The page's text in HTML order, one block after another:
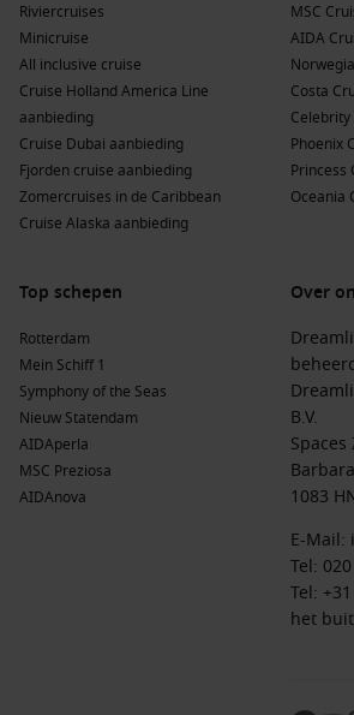
Boek nu jouw 2027 cruise
en profiteer
aanbetaling. Zo zet je jouw droomreis
geniet van extra voordelen en de beste
Riviercruises
Minicruise
All inclusive cruise
Cruise Holland America Line
aanbieding
Cruise Dubai aanbieding
Fjorden cruise aanbieding
Zomercruises in de Caribbean
Cruise Alaska aanbieding
MSC
AIDA
Costa
Celebrity
Phoenix
Princess
Oceania
Top schepen
Rotterdam
Mein Schiff 1
Symphony of the Seas
Nieuw Statendam
AIDAperla
MSC Preziosa
AIDAnova
Over
B.V.
Spaces
1083
E-Mail:
Tel:
Tel:
het